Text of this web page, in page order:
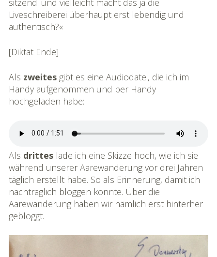
Liveschreiberei überhaupt erst lebendig und
authentisch?«
[Diktat Ende]
Als zweitesgibt es eine Audiodatei, die ich im
Handy aufgenommen und per Handy
hochgeladen habe:
Als dritteslade ich eine Skizze hoch, wie ich sie
während unserer Aarewanderung vor drei Jahren
täglich erstellt habe. So als Erinnerung, damit ich
nachträglich bloggen konnte. Über die
Aarewanderung haben wir nämlich erst hinterher
gebloggt.